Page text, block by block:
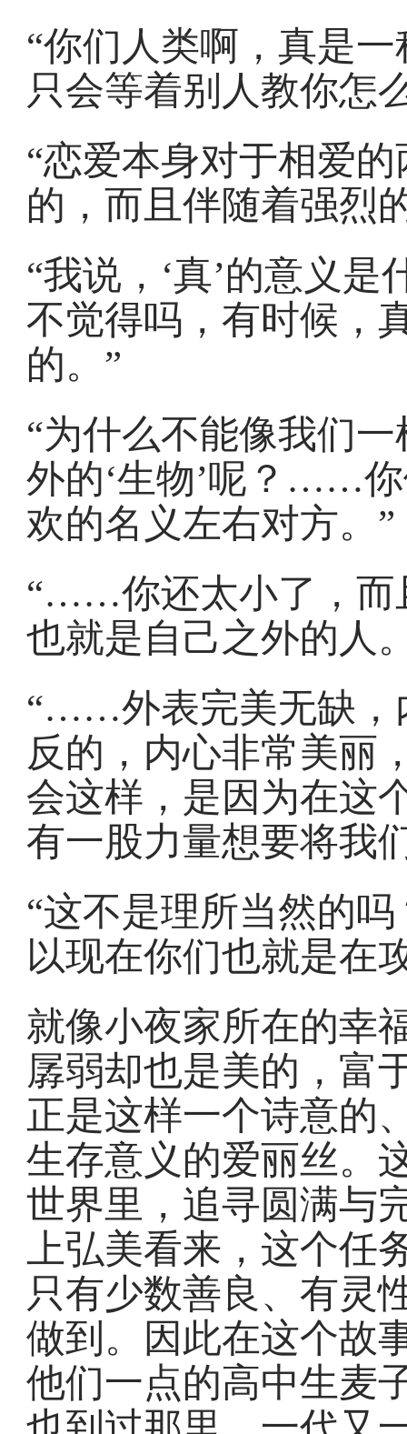
“你们人类啊，真是
只会等着别人教你怎
“恋爱本身对于相爱
的，而且伴随着强烈
“我说，‘真’的意义
不觉得吗，有时候，
的。”
“为什么不能像我们
外的‘生物’呢？……
欢的名义左右对方。”
“……你还太小了，而
也就是自己之外的人
“……外表完美无缺，
反的，内心非常美丽
会这样，是因为在
有一股力量想要将我
“这不是理所当然的
以现在你们也就是在
就像小夜家所在的幸
孱弱却也是美的，富
正是这样一个诗意的
生存意义的爱丽丝。
世界里，追寻圆满与
上弘美看来，这个任
只有少数善良、有灵
做到。因此在这个故
他们一点的高中生麦